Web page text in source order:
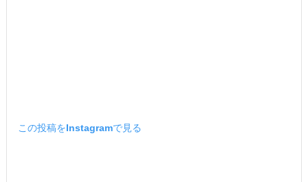
この投稿をInstagramで見る